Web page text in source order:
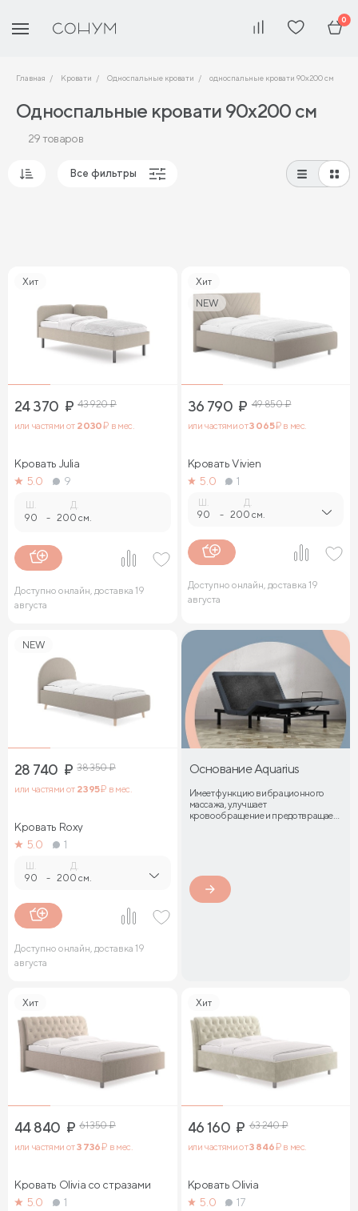
0
Главная Кровати Односпальные кровати односпальные кровати 90х200 см
Односпальные кровати 90х200 см
29 товаров
Все фильтры
Хит
24 370 ₽ 43 920₽
или частями от 2 030₽ в мес.
Кровать Julia
5.0
9
Ш.
90 -
Д.
200 см.
Доступно онлайн, доставка 19
августа
Хит
NEW
36 790 ₽ 49 850₽
или частями от3 065₽ в мес.
Кровать Vivien
5.0
1
Ш.
90 -
Д.
200 см.
Доступно онлайн, доставка 19
августа
NEW
28 740 ₽ 38 350₽
или частями от 2 395₽ в мес.
Кровать Roxy
5.0
1
90 -
Д.
200 см.
Доступно онлайн, доставка 19
августа
Основание Aquarius
Имеет функцию вибрационного
массажа, улучшает
кровообращение и предотвращает
Хит
44 840 ₽ 61 350₽
или частями от3 736₽ в мес.
Кровать Olivia со стразами
5.0
1
Хит
46 160 ₽ 63 240₽
или частями от3 846₽ в мес.
Кровать Olivia
5.0
17